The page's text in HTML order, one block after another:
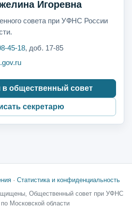
Игоревна
совета при УФНС России
45-18, доб. 17-85
в общественный совет
секретарю
· Статистика и конфиденциальность
Общественный совет при УФНС
Московской области